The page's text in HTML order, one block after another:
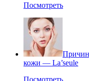
Посмотреть
кожи — La’seule
Посмотреть